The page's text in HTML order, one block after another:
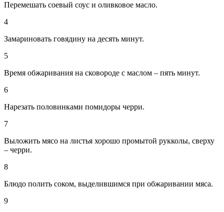
Перемешать соевый соус и оливковое масло.
4
Замариновать говядину на десять минут.
5
Время обжаривания на сковороде с маслом – пять минут.
6
Нарезать половинками помидоры черри.
7
Выложить мясо на листья хорошо промытой рукколы, сверху
– черри.
8
Блюдо полить соком, выделившимся при обжаривании мяса.
9